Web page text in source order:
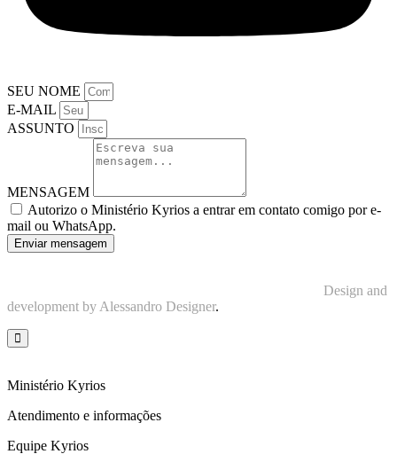
SEU NOME
E-MAIL
ASSUNTO
MENSAGEM
Autorizo o Ministério Kyrios a entrar em contato comigo por e-
mail ou WhatsApp.
Enviar mensagem
Design and
development by Alessandro Designer.
Ministério Kyrios
Atendimento e informações
Equipe Kyrios